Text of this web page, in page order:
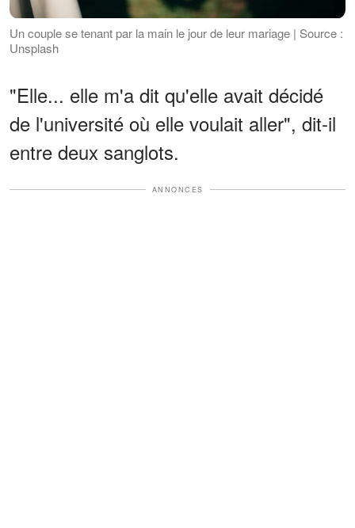
Un couple se tenant par la main le jour de leur mariage | Source :
Unsplash
"Elle... elle m'a dit qu'elle avait décidé
de l'université où elle voulait aller", dit-il
entre deux sanglots.
ANNONCES